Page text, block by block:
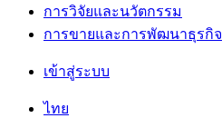
การวิจัยและนวัตกรรม
การขายและการพัฒนาธุรกิจ
เข้าสู่ระบบ
ไทย